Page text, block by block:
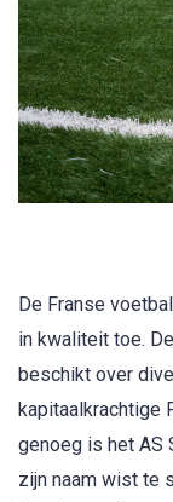
De Franse
in kwaliteit toe.
beschikt over
kapitaalkrachtige
genoeg is het AS
zijn naam wist te